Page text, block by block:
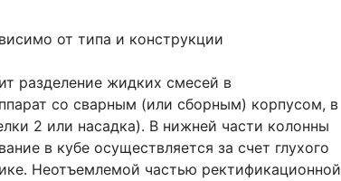
от типа и конструкции
разделение жидких смесей в
со сварным (или сборным) корпусом, в
2 или насадка). В нижней части колонны
в кубе осуществляется за счет глухого
Неотъемлемой частью ректификационной